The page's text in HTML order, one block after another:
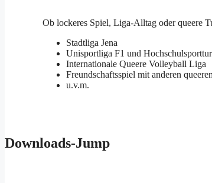
Ob lockeres Spiel, Liga-Alltag oder queere
Stadtliga Jena
Unisportliga F1 und
Internationale Queere Volleyball Liga
Freundschaftsspiel mit anderen
u.v.m.
Downloads-Jump